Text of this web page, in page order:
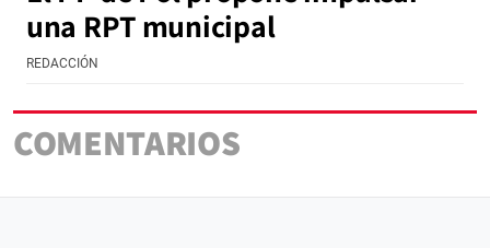
una RPT municipal
REDACCIÓN
COMENTARIOS